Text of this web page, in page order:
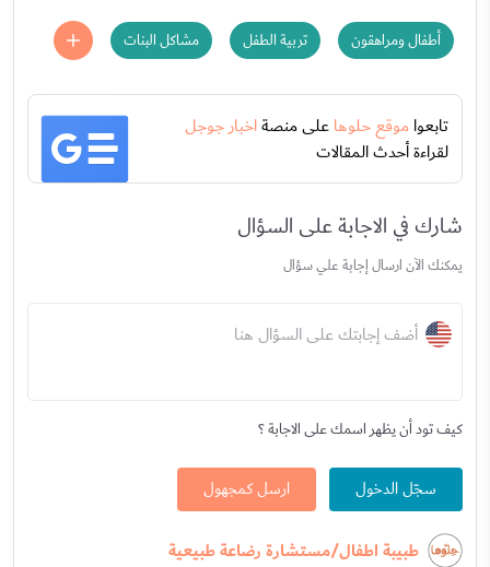
أطفال ومراهقون تربية الطفل مشاكل البنات
تابعواموقع حلوهاعلى منصةاخبار جوجل
لقراءة أحدث المقالات
شارك في الاجابة على السؤال
يمكنك الآن ارسال إجابة علي سؤال
أضف إجابتك على السؤال هنا
كيف تود أن يظهر اسمك على الاجابة ؟
سجّل الدخول ارسل كمجهول
طبيبة اطفال/مستشارة رضاعة طبيعية